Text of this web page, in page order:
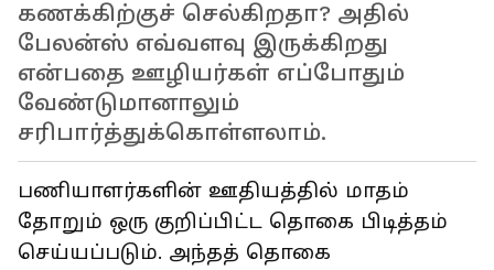
கணக்கிற்குச் செல்கிறதா? அதில்
பேலன்ஸ் எவ்வளவு இருக்கிறது
என்பதை ஊழியர்கள் எப்போதும்
வேண்டுமானாலும்
சரிபார்த்துக்கொள்ளலாம்.
பணியாளர்களின் ஊதியத்தில் மாதம்
தோறும் ஒரு குறிப்பிட்ட தொகை பிடித்தம்
செய்யப்படும். அந்தத் தொகை